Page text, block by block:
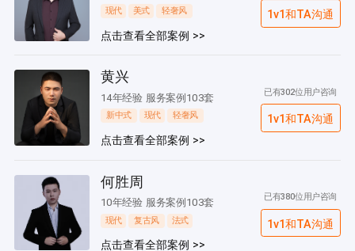
现代 美式 轻奢风
点击查看全部案例 >>
1v1和TA沟通
黄兴
14年经验 服务案例103套
新中式 现代 轻奢风
点击查看全部案例 >>
已有302位用户咨询
1v1和TA沟通
何胜周
10年经验 服务案例103套
现代 复古风 法式
点击查看全部案例 >>
已有380位用户咨询
1v1和TA沟通